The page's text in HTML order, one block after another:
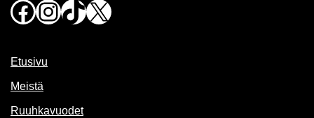
Facebook
Instagram
TikTok
X
Etusivu
Meistä
Ruuhkavuodet